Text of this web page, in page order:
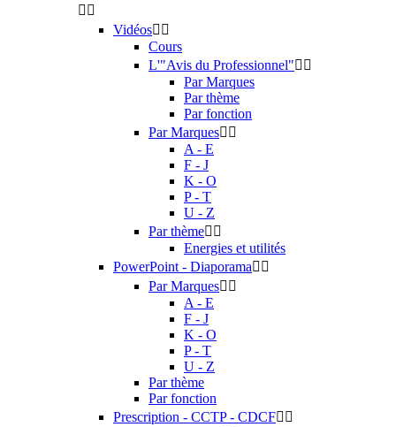
 
Vidéos 
Cours
L'"Avis du Professionnel" 
Par Marques
Par thème
Par fonction
Par Marques 
A - E
F - J
K - O
P - T
U - Z
Par thème 
Energies et utilités
PowerPoint - Diaporama 
Par Marques 
A - E
F - J
K - O
P - T
U - Z
Par thème
Par fonction
Prescription - CCTP - CDCF 